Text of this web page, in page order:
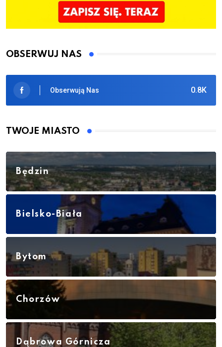
OBSERWUJ NAS
0.8K
Obserwują Nas
TWOJE MIASTO
Będzin
Bielsko-Biała
Bytom
Chorzów
Dąbrowa Górnicza